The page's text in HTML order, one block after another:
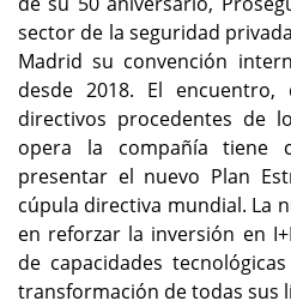
sector de la seguridad
Madrid su convención
desde 2018. El
directivos procedentes de
opera la compañía tiene
presentar el nuevo Plan
cúpula directiva mundial. La
en reforzar la inversión en
de capacidades
transformación de todas sus